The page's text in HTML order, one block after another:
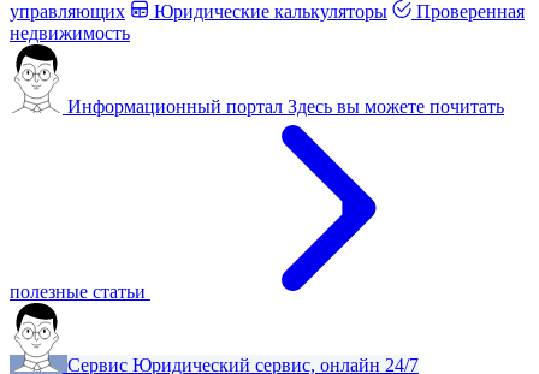
управляющих
Юридические калькуляторы
Проверенная
недвижимость
Информационный портал Здесь вы можете почитать
полезные статьи
Сервис Юридический сервис, онлайн 24/7